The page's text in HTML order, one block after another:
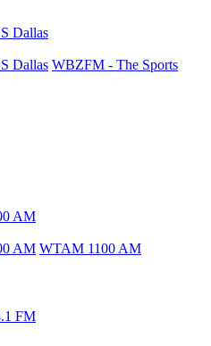
Dallas
Dallas WBZFM - The Sports
AM
AM WTAM 1100 AM
FM